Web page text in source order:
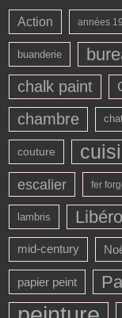
Action années
buanderie
chalk paint
chambre
couture
escalier fer
lambris
mid-century
papier peint